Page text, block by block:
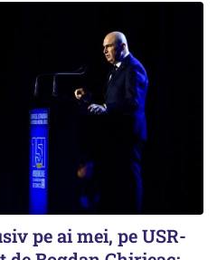
pe ai mei, pe USR-